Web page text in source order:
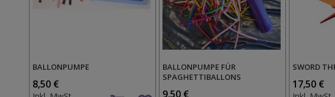
BALLONPUMPE
8,50 €
Auf
BALLONPUMPE FÜR
SPAGHETTIBALLONS
9,50 €
SWORD
17,50 €